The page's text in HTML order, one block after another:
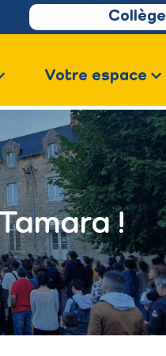
Collège
Votre espace
!